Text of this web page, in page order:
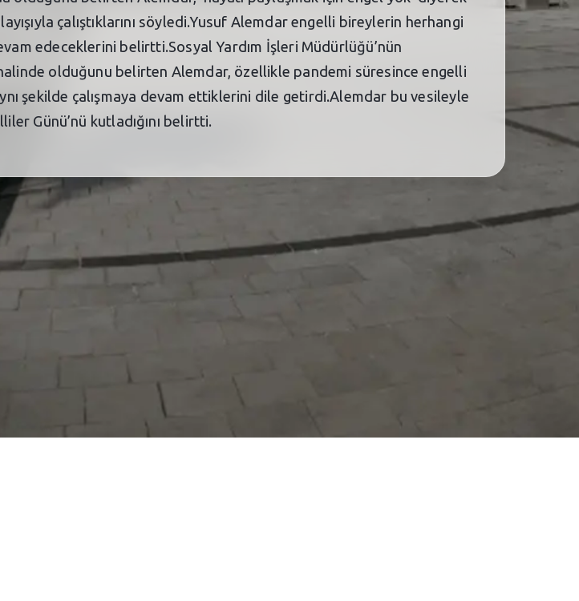
çalıştıklarını söyledi.Yusuf Alemdar engelli bireylerin herhangi
edeceklerini belirtti.Sosyal Yardım İşleri Müdürlüğü’nün
olduğunu belirten Alemdar, özellikle pandemi süresince engelli
şekilde çalışmaya devam ettiklerini dile getirdi.Alemdar bu vesileyle
Günü’nü kutladığını belirtti.